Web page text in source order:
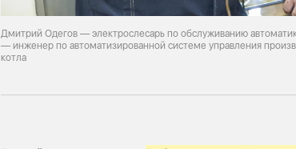
Дмитрий Одегов — электрослесарь по обслуживанию
— инженер по автоматизированной системе управления
котла